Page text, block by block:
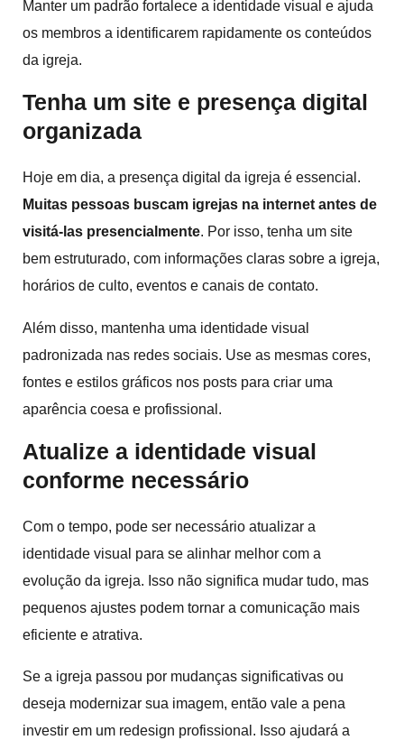
Manter um padrão fortalece a identidade visual e ajuda
os membros a identificarem rapidamente os conteúdos
da igreja.
Tenha um site e presença digital
organizada
Hoje em dia, a presença digital da igreja é essencial.
Muitas pessoas buscam igrejas na internet antes de
visitá-las presencialmente. Por isso, tenha um site
bem estruturado, com informações claras sobre a igreja,
horários de culto, eventos e canais de contato.
Além disso, mantenha uma identidade visual
padronizada nas redes sociais. Use as mesmas cores,
fontes e estilos gráficos nos posts para criar uma
aparência coesa e profissional.
Atualize a identidade visual
conforme necessário
Com o tempo, pode ser necessário atualizar a
identidade visual para se alinhar melhor com a
evolução da igreja. Isso não significa mudar tudo, mas
pequenos ajustes podem tornar a comunicação mais
eficiente e atrativa.
Se a igreja passou por mudanças significativas ou
deseja modernizar sua imagem, então vale a pena
investir em um redesign profissional. Isso ajudará a